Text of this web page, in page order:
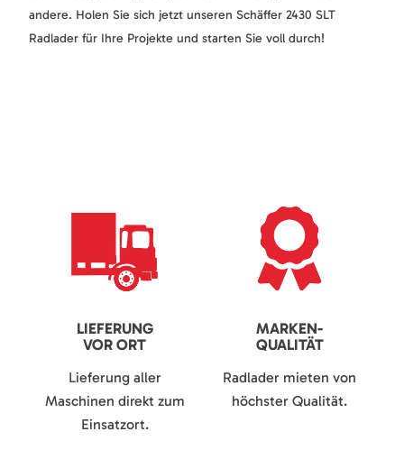
andere. Holen Sie sich jetzt unseren Schäffer 2430 SLT
Radlader für Ihre Projekte und starten Sie voll durch!
LIEFERUNG
VOR ORT
Lieferung aller
Maschinen direkt zum
Einsatzort.
MARKEN-
QUALITÄT
Radlader mieten von
höchster Qualität.